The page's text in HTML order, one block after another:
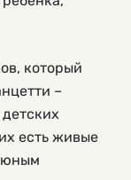
который
–
есть живые
юным